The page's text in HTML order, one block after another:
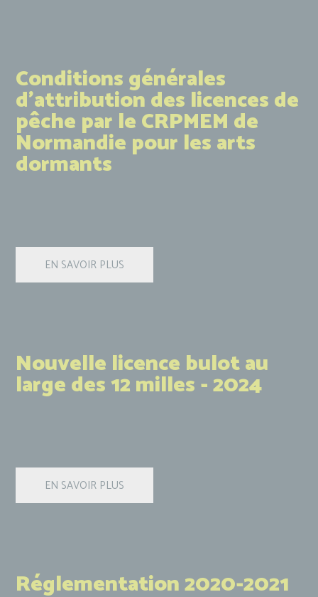
Conditions générales
d'attribution des licences de
pêche par le CRPMEM de
Normandie pour les arts
dormants
Nouvelle licence bulot au
large des 12 milles - 2024
Réglementation 2020-2021